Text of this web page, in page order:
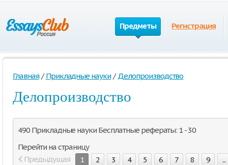
Предметы Регистрация
Главная / Прикладные науки / Делопроизводство
Делопроизводство
490 Прикладные науки Бесплатные рефераты: 1 - 30
Перейти на страницу
Предыдущая
1 2 3 4 5 6 7 8 9 ...